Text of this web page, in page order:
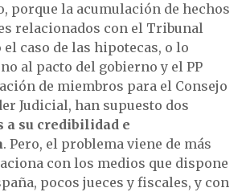
porque la acumulación de hechos
relacionados con el Tribunal
el caso de las hipotecas, o lo
al pacto del gobierno y el PP
de miembros para el Consejo
Judicial, han supuesto dos
a su credibilidad e
. Pero, el problema viene de más
con los medios que dispone
pocos jueces y fiscales, y con